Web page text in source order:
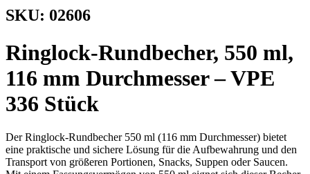
SKU: 02606
Ringlock-Rundbecher, 550 ml,
116 mm Durchmesser – VPE
336 Stück
Der Ringlock-Rundbecher 550 ml (116 mm Durchmesser) bietet
eine praktische und sichere Lösung für die Aufbewahrung und den
Transport von größeren Portionen, Snacks, Suppen oder Saucen.